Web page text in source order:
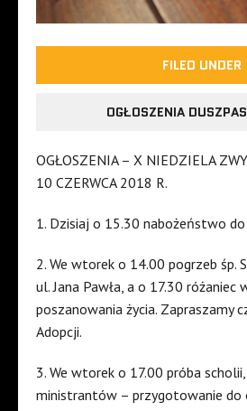
FILED UNDER
OGŁOSZENIA
OGŁOSZENIA – X NIEDZIELA
10 CZERWCA 2018 R.
1. Dzisiaj o 15.30 nabożeństwo do
2. We wtorek o 14.00 pogrzeb śp.
ul. Jana Pawła, a o 17.30 różaniec
poszanowania życia. Zapraszamy
Adopcji.
3. We wtorek o 17.00 próba
ministrantów – przygotowanie do